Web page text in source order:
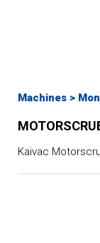
Machines >
Kaivac